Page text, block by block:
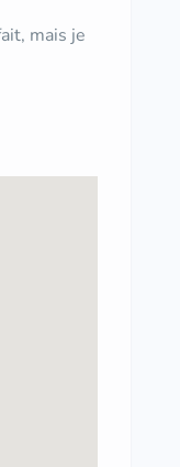
mais je